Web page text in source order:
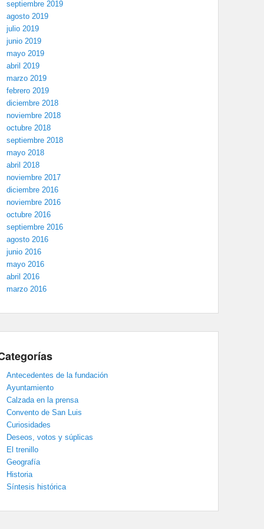
septiembre 2019
agosto 2019
julio 2019
junio 2019
mayo 2019
abril 2019
marzo 2019
febrero 2019
diciembre 2018
noviembre 2018
octubre 2018
septiembre 2018
mayo 2018
abril 2018
noviembre 2017
diciembre 2016
noviembre 2016
octubre 2016
septiembre 2016
agosto 2016
junio 2016
mayo 2016
abril 2016
marzo 2016
Antecedentes de la fundación
Ayuntamiento
Calzada en la prensa
Convento de San Luis
Curiosidades
Deseos, votos y súplicas
El trenillo
Geografía
Historia
Síntesis histórica